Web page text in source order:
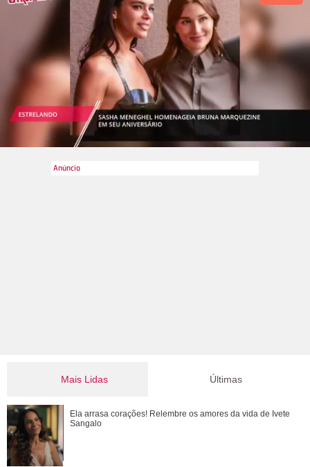
com o
boygroup ASTRO
Mais Lidas
Confira filmes em que as cenas de sexo foram reais
Últimas
Ela arrasa corações! Relembre os amores da vida de Ivete
Sangalo